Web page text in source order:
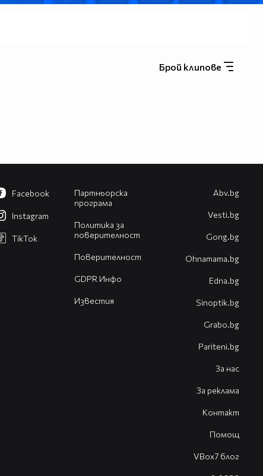
Брой клипове
Партньорска
програма
Политика за
поверителност
Поверителност
GDPR Инфо
Известия
Facebook
Instagram
TikTok
Abv.bg
Vesti.bg
Gong.bg
Оhnamama.bg
Edna.bg
Sinoptik.bg
Grabo.bg
Pariteni.bg
За нас
За реклама
Контакт
Помощ
VBox7 блог